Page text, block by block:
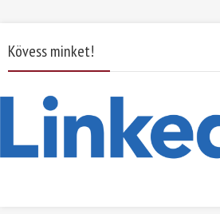
Kövess minket!